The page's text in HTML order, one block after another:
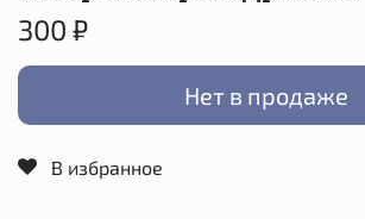
300 ₽
Нет в продаже
В избранное